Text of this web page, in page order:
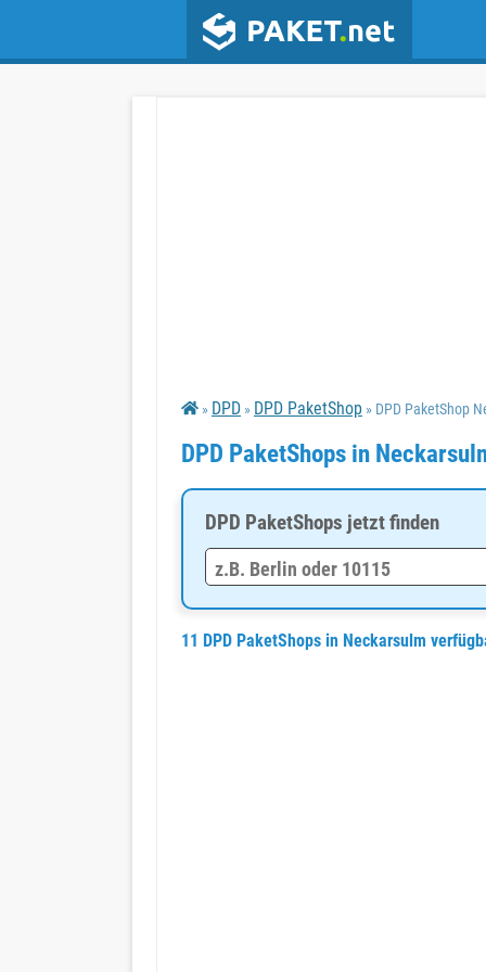
» DPD » DPD PaketShop » DPD PaketShop
DPD PaketShops in
DPD PaketShops jetzt finden
11 DPD PaketShops in Neckarsulm